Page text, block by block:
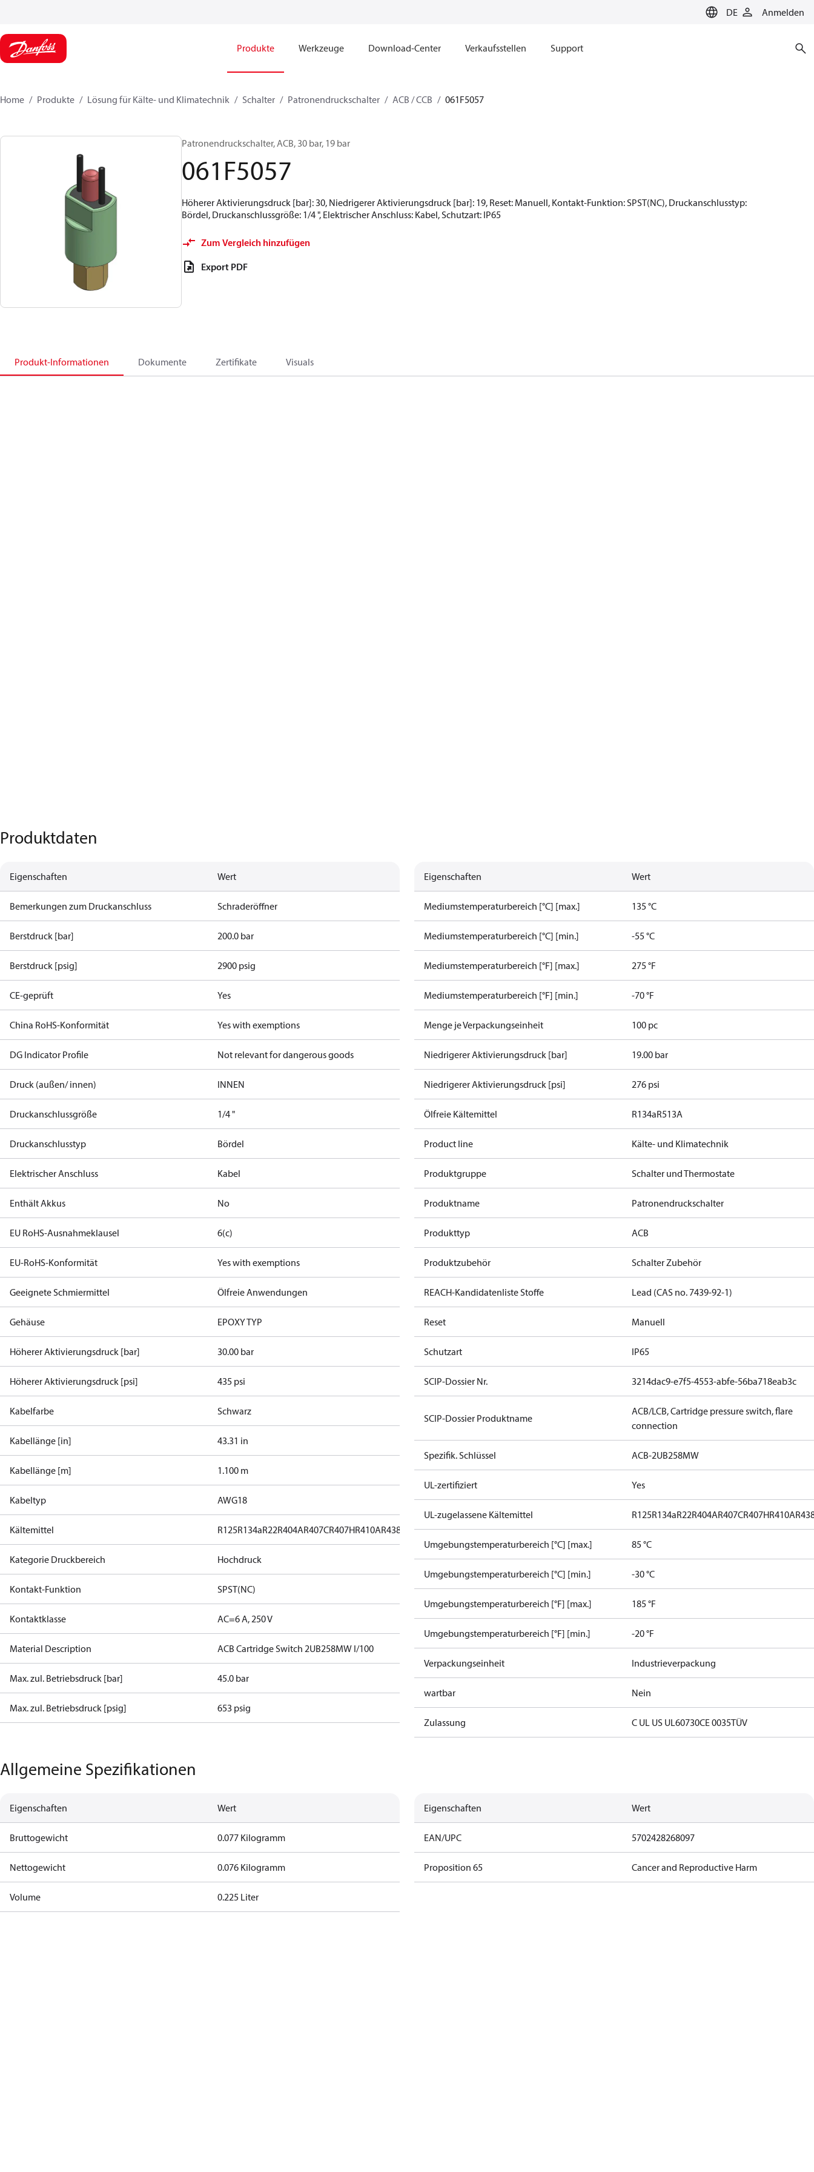
DE Anmelden
Produkte Werkzeuge Download-Center Verkaufsstellen Support
Home Produkte Lösung für Kälte- und Klimatechnik Schalter Patronendruckschalter ACB / CCB 061F5057
Patronendruckschalter, ACB, 30 bar, 19 bar
061F5057
Höherer Aktivierungsdruck [bar]: 30, Niedrigerer Aktivierungsdruck [bar]: 19, Reset: Manuell, Kontakt-Funktion: SPST(NC), Druckanschlusstyp:
Bördel, Druckanschlussgröße: 1/4 ", Elektrischer Anschluss: Kabel, Schutzart: IP65
Zum Vergleich hinzufügen
Export PDF
Produkt-Informationen Dokumente Zertifikate Visuals
Produktdaten
Eigenschaften Wert
Bemerkungen zum Druckanschluss Schraderöffner
Berstdruck [bar] 200.0 bar
Berstdruck [psig] 2900 psig
CE-geprüft Yes
China RoHS-Konformität Yes with exemptions
DG Indicator Profile Not relevant for dangerous goods
Druck (außen/ innen) INNEN
Druckanschlussgröße 1/4 "
Druckanschlusstyp Bördel
Elektrischer Anschluss Kabel
Enthält Akkus No
EU RoHS-Ausnahmeklausel 6(c)
EU-RoHS-Konformität Yes with exemptions
Geeignete Schmiermittel Ölfreie Anwendungen
Gehäuse EPOXY TYP
Höherer Aktivierungsdruck [bar] 30.00 bar
Höherer Aktivierungsdruck [psi] 435 psi
Kabelfarbe Schwarz
Kabellänge [in] 43.31 in
Kabellänge [m] 1.100 m
Kabeltyp AWG18
Kältemittel R125R134aR22R404AR407CR407HR410AR438A R448AR449AR452AR513A
Kategorie Druckbereich Hochdruck
Kontakt-Funktion SPST(NC)
Kontaktklasse AC=6 A, 250 V
Material Description ACB Cartridge Switch 2UB258MW I/100
Max. zul. Betriebsdruck [bar] 45.0 bar
Max. zul. Betriebsdruck [psig] 653 psig
Eigenschaften Wert
Mediumstemperaturbereich [°C] [max.] 135 °C
Mediumstemperaturbereich [°C] [min.] -55 °C
Mediumstemperaturbereich [°F] [max.] 275 °F
Mediumstemperaturbereich [°F] [min.] -70 °F
Menge je Verpackungseinheit 100 pc
Niedrigerer Aktivierungsdruck [bar] 19.00 bar
Niedrigerer Aktivierungsdruck [psi] 276 psi
Ölfreie Kältemittel R134aR513A
Product line Kälte- und Klimatechnik
Produktgruppe Schalter und Thermostate
Produktname Patronendruckschalter
Produkttyp ACB
Produktzubehör Schalter Zubehör
REACH-Kandidatenliste Stoffe Lead (CAS no. 7439-92-1)
Reset Manuell
Schutzart IP65
SCIP-Dossier Nr. 3214dac9-e7f5-4553-abfe-56ba718eab3c
SCIP-Dossier Produktname
ACB/LCB, Cartridge pressure switch, flare
connection
Spezifik. Schlüssel ACB-2UB258MW
UL-zertifiziert Yes
UL-zugelassene Kältemittel R125R134aR22R404AR407CR407HR410A
Umgebungstemperaturbereich [°C] [max.] 85 °C
Umgebungstemperaturbereich [°C] [min.] -30 °C
Umgebungstemperaturbereich [°F] [max.] 185 °F
Umgebungstemperaturbereich [°F] [min.] -20 °F
Verpackungseinheit Industrieverpackung
wartbar Nein
Zulassung C UL US UL60730CE 0035TÜV
Allgemeine Spezifikationen
Eigenschaften Wert
Bruttogewicht 0.077 Kilogramm
Nettogewicht 0.076 Kilogramm
Volume 0.225 Liter
Eigenschaften Wert
EAN/UPC 5702428268097
Proposition 65 Cancer and Reproductive Harm